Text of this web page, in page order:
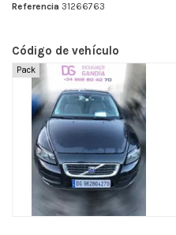
Referencia 31266763
Código de vehículo
Pack